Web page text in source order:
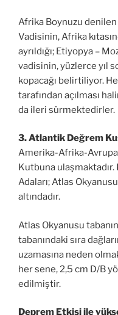
Afrika Boynuzu
Vadisinin, Afrika
ayrıldığı; Etiyopya –
vadisinin, yüzlerce yıl
kopacağı belirtiliyor.
tarafından açılması
da ileri
3. Atlantik Değrem
Amerika-Afrika-
Kutbuna ulaşmaktadır.
Adaları; Atlas
altındadır.
Atlas Okyanusu
tabanındaki sıra
uzamasına neden
her sene, 2,5 cm D/B
edilmiştir.
Deprem Etkisi ile